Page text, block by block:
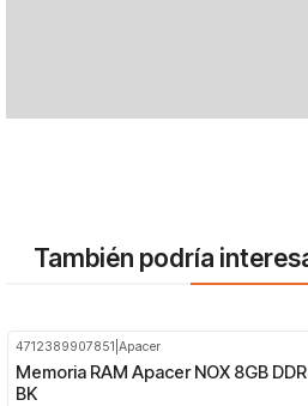
También podría
4712389907851 |Apacer
Memoria RAM Apacer NOX 8GB
BK